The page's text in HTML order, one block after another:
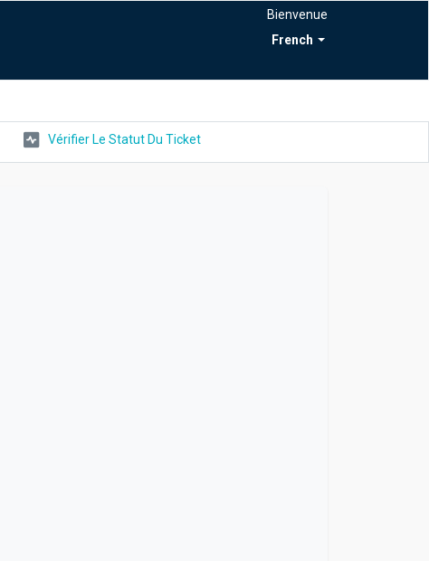
French
Bienvenue
Vérifier Le Statut Du Ticket